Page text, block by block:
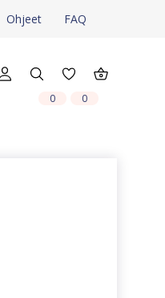
Ohjeet FAQ
0 0